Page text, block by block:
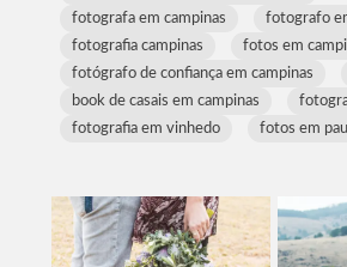
fotografa em campinas
fotografo
fotografia campinas
fotos em
fotógrafo de confiança em campinas
book de casais em campinas
fotografia em vinhedo
fotos em